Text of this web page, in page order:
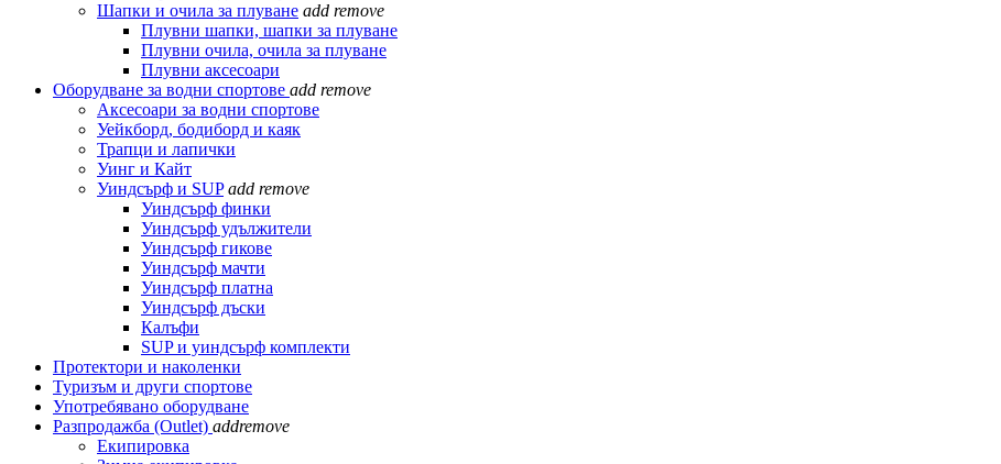
Шапки и очила за плуване add remove
Плувни шапки, шапки за плуване
Плувни очила, очила за плуване
Плувни аксесоари
Оборудване за водни спортове add remove
Аксесоари за водни спортове
Уейкборд, бодиборд и каяк
Трапци и лапички
Уинг и Кайт
Уиндсърф и SUP add remove
Уиндсърф финки
Уиндсърф удължители
Уиндсърф гикове
Уиндсърф мачти
Уиндсърф платна
Уиндсърф дъски
Калъфи
SUP и уиндсърф комплекти
Протектори и наколенки
Туризъм и други спортове
Употребявано оборудване
Разпродажба (Outlet) addremove
Екипировка